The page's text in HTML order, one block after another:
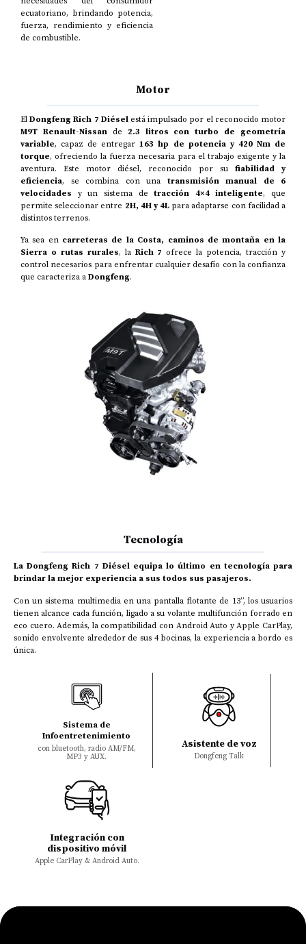
ecuatoriano, brindando potencia,
fuerza, rendimiento y eficiencia
de combustible.
Motor
ElDongfeng Rich 7 Diéselestá impulsado por el reconocido motor
M9T Renault-Nissande 2.3 litros con turbo de geometría
variable, capaz de entregar163 hp de potencia y 420 Nm de
torque, ofreciendo la fuerza necesaria para el trabajo exigente y la
aventura. Este motor diésel, reconocido por su fiabilidad y
eficiencia, se combina con una transmisión manual de 6
velocidades y un sistema detracción 4×4 inteligente, que
permite seleccionar entre 2H, 4H y 4L para adaptarse con facilidad a
distintos terrenos.
Ya sea en carreteras de la Costa, caminos de montaña en la
Sierra o rutas rurales, la Rich 7 ofrece la potencia, tracción y
control necesarios para enfrentar cualquier desafío con la confianza
que caracteriza aDongfeng.
Tecnología
La Dongfeng Rich 7 Diésel equipa lo último en tecnología para
brindar la mejor experiencia a sus todos sus pasajeros.
Con un sistema multimedia en una pantalla flotante de 13”, los usuarios
tienen alcance cada función, ligado a su volante multifunción forrado en
eco cuero. Además, la compatibilidad con Android Auto y Apple CarPlay,
sonido envolvente alrededor de sus 4 bocinas, la experiencia a bordo es
única.
Sistema de
Infoentretenimiento
con bluetooth, radio AM/FM,
MP3 y AUX.
Asistente de voz
Dongfeng Talk
Integración con
dispositivo móvil
Apple CarPlay & Android Auto.